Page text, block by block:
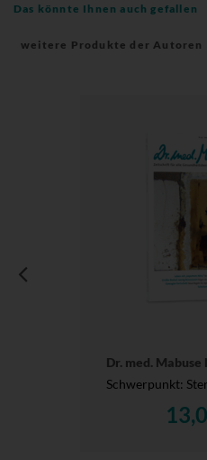
Das könnte Ihnen auch gefallen
weitere Produkte der Autoren
Dr. med. Mabuse
Schwerpunkt: